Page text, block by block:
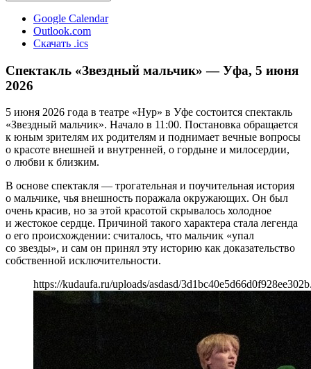
Google Calendar
Outlook.com
Скачать .ics
Спектакль «Звездный мальчик» — Уфа, 5 июня
2026
5 июня 2026 года в театре «Нур» в Уфе состоится спектакль
«Звездный мальчик». Начало в 11:00. Постановка обращается
к юным зрителям их родителям и поднимает вечные вопросы
о красоте внешней и внутренней, о гордыне и милосердии,
о любви к близким.
В основе спектакля — трогательная и поучительная история
о мальчике, чья внешность поражала окружающих. Он был
очень красив, но за этой красотой скрывалось холодное
и жестокое сердце. Причиной такого характера стала легенда
о его происхождении: считалось, что мальчик «упал
со звезды», и сам он принял эту историю как доказательство
собственной исключительности.
https://kudaufa.ru/uploads/asdasd/